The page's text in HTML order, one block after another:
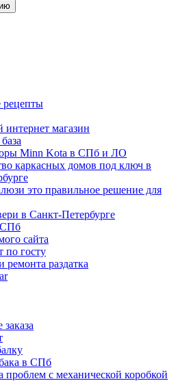
рецепты
магазин
Minn Kota в СПб и ЛО
каркасных домов под ключ в
это правильное решение для
в Санкт-Петербурге
СПб
сайта
по госту
ремонта раздатка
в СПб
проблем с механической коробкой